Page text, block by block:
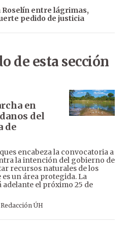
Roselín entre lágrimas,
pedido de justicia
de esta sección
en
del
de
encabeza la convocatoria a
la intención del gobierno de
recursos naturales de los
un área protegida. La
el próximo 25 de
Redacción ÚH